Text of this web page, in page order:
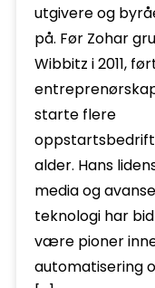
utgivere og
på. Før Zohar
Wibbitz i 2011,
starte flere
alder. Hans
media og
teknologi har
være pioner
automatisering